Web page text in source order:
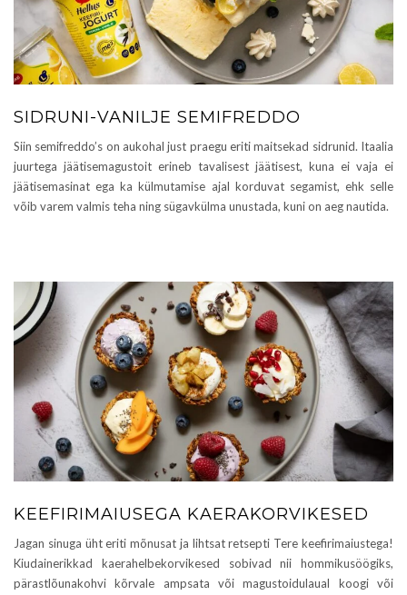
SIDRUNI-VANILJE SEMIFREDDO
Siin semifreddo’s on aukohal just praegu eriti maitsekad sidrunid. Itaalia
juurtega jäätisemagustoit erineb tavalisest jäätisest, kuna ei vaja ei
jäätisemasinat ega ka külmutamise ajal korduvat segamist, ehk selle
võib varem valmis teha ning sügavkülma unustada, kuni on aeg nautida.
KEEFIRIMAIUSEGA KAERAKORVIKESED
Jagan sinuga üht eriti mõnusat ja lihtsat retsepti Tere keefirimaiustega!
Kiudainerikkad kaerahelbekorvikesed sobivad nii hommikusöögiks,
pärastlõunakohvi kõrvale ampsata või magustoidulaual koogi või